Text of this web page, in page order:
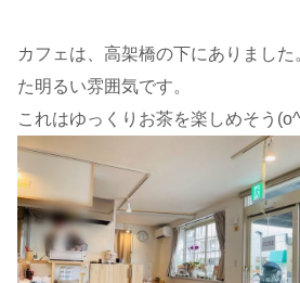
カフェは、高架橋の下にありまし
た明るい雰囲気です。
これはゆっくりお茶を楽しめそう